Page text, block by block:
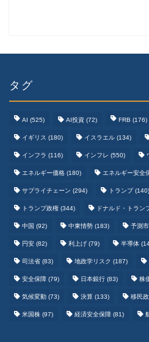
タグ
AI (525) AI投資 (72) FRB (176)
イギリス (180) イスラエル (134)
インフラ (116) インフレ (550)
エネルギー価格 (180) エネルギー安全
サプライチェーン (294) トランプ(140)
トランプ政権 (344) ドナルド・トラン
中国 (92) 中東情勢 (183) 予測
円安 (82) 利上げ (79) 半導体
司法省 (83) 地政学リスク (187)
安全保障 (79) 日本銀行 (83) 株
気候変動 (73) 決算 (133) 移民
米国株 (97) 経済安全保障 (81)